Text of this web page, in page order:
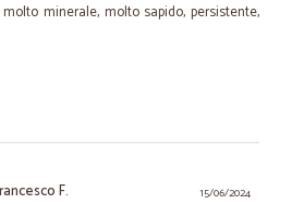
minerale, molto sapido, persistente,
15/06/2024
F.